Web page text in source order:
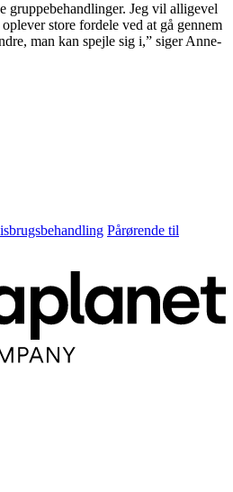
gruppebehandlinger. Jeg vil alligevel
store fordele ved at gå gennem
man kan spejle sig i,” siger Anne-
Pårørende til